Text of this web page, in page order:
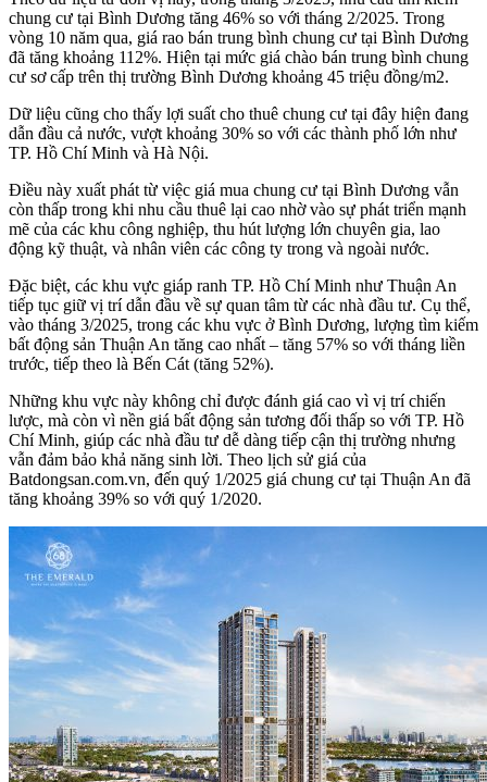
chung cư tại Bình Dương tăng 46% so với tháng 2/2025. Trong
vòng 10 năm qua, giá rao bán trung bình chung cư tại Bình Dương
đã tăng khoảng 112%. Hiện tại mức giá chào bán trung bình chung
cư sơ cấp trên thị trường Bình Dương khoảng 45 triệu đồng/m2.
Dữ liệu cũng cho thấy lợi suất cho thuê chung cư tại đây hiện đang
dẫn đầu cả nước, vượt khoảng 30% so với các thành phố lớn như
TP. Hồ Chí Minh và Hà Nội.
Điều này xuất phát từ việc giá mua chung cư tại Bình Dương vẫn
còn thấp trong khi nhu cầu thuê lại cao nhờ vào sự phát triển mạnh
mẽ của các khu công nghiệp, thu hút lượng lớn chuyên gia, lao
động kỹ thuật, và nhân viên các công ty trong và ngoài nước.
Đặc biệt, các khu vực giáp ranh TP. Hồ Chí Minh như Thuận An
tiếp tục giữ vị trí dẫn đầu về sự quan tâm từ các nhà đầu tư. Cụ thể,
vào tháng 3/2025, trong các khu vực ở Bình Dương, lượng tìm kiếm
bất động sản Thuận An tăng cao nhất – tăng 57% so với tháng liền
trước, tiếp theo là Bến Cát (tăng 52%).
Những khu vực này không chỉ được đánh giá cao vì vị trí chiến
lược, mà còn vì nền giá bất động sản tương đối thấp so với TP. Hồ
Chí Minh, giúp các nhà đầu tư dễ dàng tiếp cận thị trường nhưng
vẫn đảm bảo khả năng sinh lời. Theo lịch sử giá của
Batdongsan.com.vn, đến quý 1/2025 giá chung cư tại Thuận An đã
tăng khoảng 39% so với quý 1/2020.